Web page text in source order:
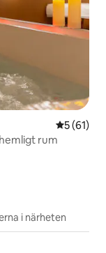
5 av 5 i
5 (61)
rum
i närheten